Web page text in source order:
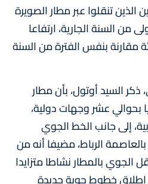
تنقلوا عبر مطار الصويرة
من السنة الجارية، ارتفاعا
28 في المائة مقارنة بنفس الفترة من السنة
السيد أوتول، بأن مطار
بحوالي عشر وجهات دولية،
إلى جانب الخط الجوي
الرباط، مضيفا أنه من
الجوي بالمطار نشاطا متزايدا
خطوط جوية جديدة